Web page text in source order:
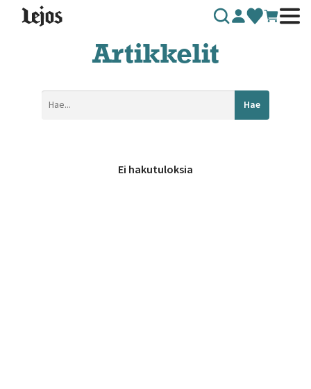
Siirry sisältöön
Artikkelit
Hae
Ei hakutuloksia